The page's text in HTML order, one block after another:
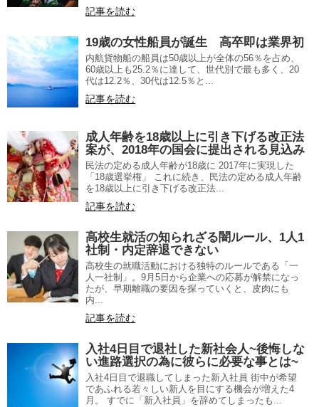
記事を読む
19歳の女性船員が誕生 高卒即は業界初
内航貨物船の船員は50歳以上が全体の56％を占め、
60歳以上も25.2％に達して、世代別で最も多く、20
代は12.2％、30代は12.5％と...
記事を読む
成人年齢を18歳以上に引き下げる改正法
案が、2018年の国会に提出される見込み
民法の定める成人年齢が18歳に 2017年に実現した
「18歳選挙権」 これに続き、民法の定める成人年齢
を18歳以上に引き下げる改正法...
記事を読む
高校生就活の知られざる闇ルール、1人1
社制・内定辞退できない
高校生の就職活動における独特のルールである「一
人一社制」。9月5日から企業への応募が解禁になっ
たが、早期離職の要因を探っていくと、皮肉にも
内...
記事を読む
入社4日目で退社した新社会人~後悔しな
い進路選択の為に彼らに必要な事とは~
入社4日目で退職してしまった新入社員 街中が希望
であふれる若々しい新人を目にする機会が増えた4
月。 すでに「新入社員」を辞めてしまったも...